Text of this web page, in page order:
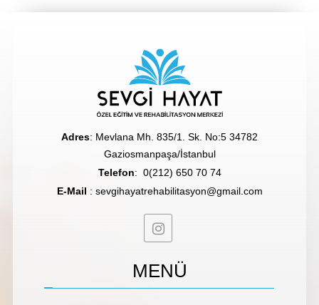
Adres: Mevlana Mh. 835/1. Sk. No:5 34782
Gaziosmanpaşa/İstanbul
Telefon: 0(212) 650 70 74
E-Mail : sevgihayatrehabilitasyon@gmail.com
MENÜ